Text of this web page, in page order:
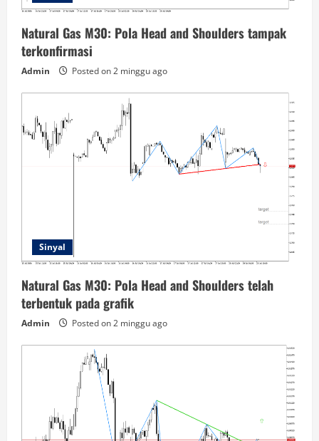
Natural Gas M30: Pola Head and Shoulders tampak
terkonfirmasi
Admin Posted on 2 minggu ago
Sinyal
Natural Gas M30: Pola Head and Shoulders telah
terbentuk pada grafik
Admin Posted on 2 minggu ago